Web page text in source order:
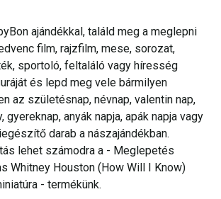
ajándékkal, találd meg a meglepni
film, rajzfilm, mese, sorozat,
sportoló, feltaláló vagy híresség
és lepd meg vele bármilyen
az születésnap, névnap, valentin nap,
gyereknap, anyák napja, apák napja vagy
darab a nászajándékban.
lehet számodra a - Meglepetés
Whitney Houston (How Will I Know)
- termékünk.